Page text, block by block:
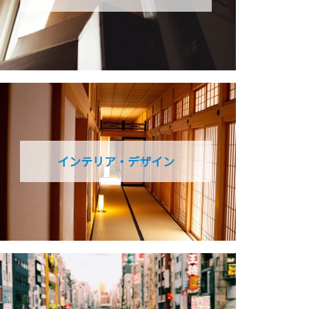
インテリア・デザイン